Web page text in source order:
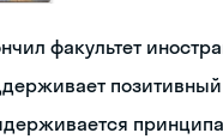
факультет